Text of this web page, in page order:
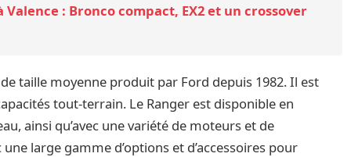
: Bronco compact, EX2 et un crossover
taille moyenne produit par Ford depuis 1982. Il est
tout-terrain. Le Ranger est disponible en
ainsi qu’avec une variété de moteurs et de
large gamme d’options et d’accessoires pour